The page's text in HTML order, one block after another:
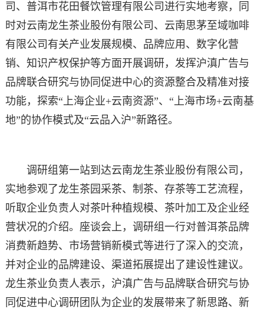
司、普洱市花田餐饮管理有限公司进行实地考察，同
时对云南龙生茶业股份有限公司、云南思茅至域咖啡
有限公司有关产业发展规模、品牌应用、数字化营
销、知识产权保护等方面开展调研，发挥沪滇广告与
品牌联合研究与协同促进中心的资源整合及精准对接
功能，探索“上海企业+云南资源”、“上海市场+云南基
地”的协作模式及“云品入沪”新路径。
调研组第一站到达云南龙生茶业股份有限公司，
实地参观了龙生茶园采茶、制茶、存茶等工艺流程，
听取企业负责人对茶叶种植规模、茶叶加工及企业经
营状况的介绍。座谈会上，调研组一行对普洱茶品牌
消费新趋势、市场营销新模式等进行了深入的交流，
并对企业的品牌建设、渠道拓展提出了建设性建议。
龙生茶业负责人表示，沪滇广告与品牌联合研究与协
同促进中心调研团队为企业的发展带来了新思路、新